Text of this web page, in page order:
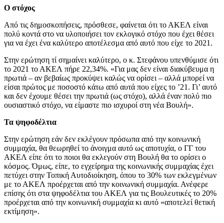
Ο στόχος
Από τις δημοσκοπήσεις, πρόσθεσε, φαίνεται ότι το ΑΚΕΛ είναι
πολύ κοντά στο να υλοποιήσει τον εκλογικό στόχο που έχει θέσει
για να έχει ένα καλύτερο αποτέλεσμα από αυτό που είχε το 2021.
Στην ερώτηση τί σημαίνει καλύτερο, ο κ. Στεφάνου υπενθύμισε ότι
το 2021 το ΑΚΕΛ πήρε 22,34%. «Για μας δεν είναι διακύβευμα η
πρωτιά – αν βεβαίως προκύψει καλώς να ορίσει – αλλά μπορεί να
είσαι πρώτος με ποσοστό κάτω από αυτά που είχες το ’21. Γι’ αυτό
και δεν έχουμε θέσει την πρωτιά (ως στόχο), αλλά έναν πολύ πιο
ουσιαστικό στόχο, να είμαστε πιο ισχυροί στη νέα Βουλή».
Τα ψηφοδέλτια
Στην ερώτηση εάν δεν εκλέγουν πρόσωπα από την κοινωνική
συμμαχία, θα θεωρηθεί το άνοιγμα αυτό ως αποτυχία, ο ΓΓ του
ΑΚΕΛ είπε ότι το ποιοι θα εκλεγούν στη Βουλή θα το ορίσει ο
κόσμος. Όμως, είπε, το εγχείρημα της κοινωνικής συμμαχίας έχει
πετύχει στην Τοπική Αυτοδιοίκηση, όπου το 30% των εκλεγμένων
με το ΑΚΕΛ προέρχεται από την κοινωνική συμμαχία. Ανέφερε
επίσης ότι στα ψηφοδέλτια του ΑΚΕΛ για τις Βουλευτικές το 20%
προέρχεται από την κοινωνική συμμαχία κι αυτό «αποτελεί θετική
εκτίμηση».